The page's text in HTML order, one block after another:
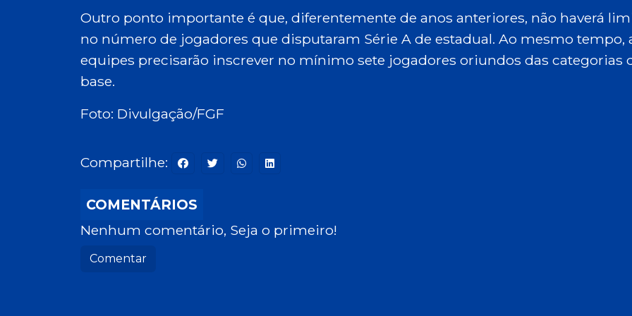
Outro ponto importante é que, diferentemente de anos anteriores, não haverá
no número de jogadores que disputaram Série A de estadual. Ao mesmo tempo,
equipes precisarão inscrever no mínimo sete jogadores oriundos das categorias
base.
Foto: Divulgação/FGF
Compartilhe:
COMENTÁRIOS
Nenhum comentário, Seja o primeiro!
Comentar